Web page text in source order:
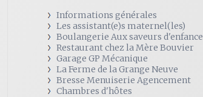
Informations générales
Les assistant(e)s maternel(les)
Boulangerie Aux saveurs d'enfance
Restaurant chez la Mère Bouvier
Garage GP Mécanique
La Ferme de la Grange Neuve
Bresse Menuiserie Agencement
Chambres d'hôtes